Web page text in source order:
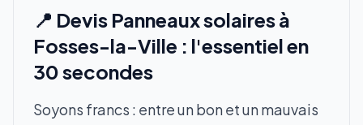
📍 Devis Panneaux solaires à
Fosses-la-Ville : l'essentiel en
30 secondes
Soyons francs : entre un bon et un mauvais